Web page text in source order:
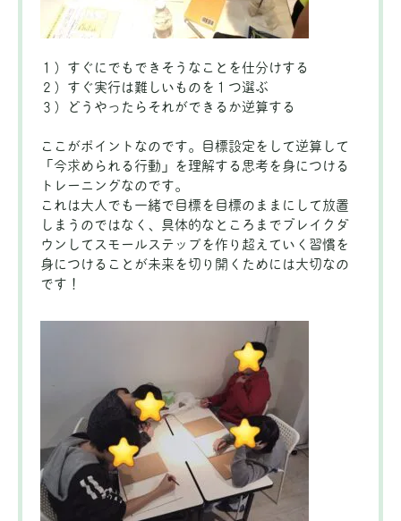
１）すぐにでもできそうなことを仕分けする
２）すぐ実行は難しいものを１つ選ぶ
３）どうやったらそれができるか逆算する
ここがポイントなのです。目標設定をして逆算して
「今求められる行動」を理解する思考を身につける
トレーニングなのです。
これは大人でも一緒で目標を目標のままにして放置
しまうのではなく、具体的なところまでブレイクダ
ウンしてスモールステップを作り超えていく習慣を
身につけることが未来を切り開くためには大切なの
です！